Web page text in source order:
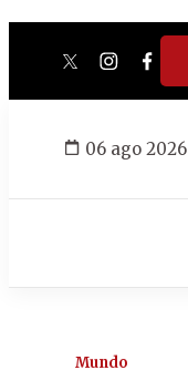
twitter
06 ago 2026
Mundo